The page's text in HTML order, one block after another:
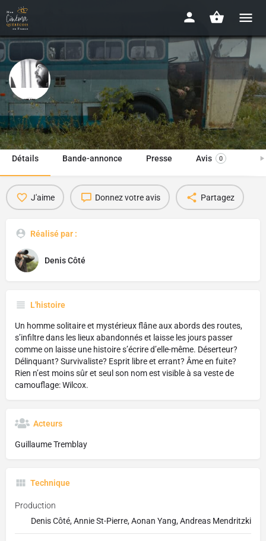
Wilcox
2019 - 1h06
Détails Bande-annonce Presse Avis 0
J'aime Donnez votre avis Partagez
Réalisé par :
Denis Côté
L'histoire
Un homme solitaire et mystérieux flâne aux abords des routes,
s’infiltre dans les lieux abandonnés et laisse les jours passer
comme on laisse une histoire s’écrire d’elle-même. Déserteur?
Délinquant? Survivaliste? Esprit libre et errant? Âme en fuite?
Rien n’est moins sûr et seul son nom est visible à sa veste de
camouflage: Wilcox.
Acteurs
Guillaume Tremblay
Technique
Production
Denis Côté, Annie St-Pierre, Aonan Yang, Andreas Mendritzki